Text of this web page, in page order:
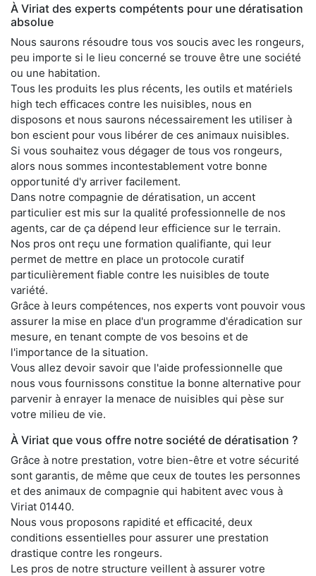
À Viriat des experts compétents pour une dératisation
absolue
Nous saurons résoudre tous vos soucis avec les rongeurs,
peu importe si le lieu concerné se trouve être une société
ou une habitation.
Tous les produits les plus récents, les outils et matériels
high tech efficaces contre les nuisibles, nous en
disposons et nous saurons nécessairement les utiliser à
bon escient pour vous libérer de ces animaux nuisibles.
Si vous souhaitez vous dégager de tous vos rongeurs,
alors nous sommes incontestablement votre bonne
opportunité d'y arriver facilement.
Dans notre compagnie de dératisation, un accent
particulier est mis sur la qualité professionnelle de nos
agents, car de ça dépend leur efficience sur le terrain.
Nos pros ont reçu une formation qualifiante, qui leur
permet de mettre en place un protocole curatif
particulièrement fiable contre les nuisibles de toute
variété.
Grâce à leurs compétences, nos experts vont pouvoir vous
assurer la mise en place d'un programme d'éradication sur
mesure, en tenant compte de vos besoins et de
l'importance de la situation.
Vous allez devoir savoir que l'aide professionnelle que
nous vous fournissons constitue la bonne alternative pour
parvenir à enrayer la menace de nuisibles qui pèse sur
votre milieu de vie.
À Viriat que vous offre notre société de dératisation ?
Grâce à notre prestation, votre bien-être et votre sécurité
sont garantis, de même que ceux de toutes les personnes
et des animaux de compagnie qui habitent avec vous à
Viriat 01440.
Nous vous proposons rapidité et efficacité, deux
conditions essentielles pour assurer une prestation
drastique contre les rongeurs.
Les pros de notre structure veillent à assurer votre